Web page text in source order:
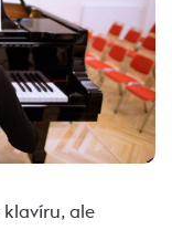
klavíru, ale